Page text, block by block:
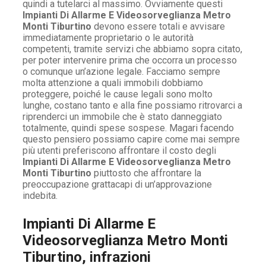
quindi a tutelarci al massimo. Ovviamente questi
Impianti Di Allarme E Videosorveglianza Metro
Monti Tiburtino devono essere totali e avvisare
immediatamente proprietario o le autorità
competenti, tramite servizi che abbiamo sopra citato,
per poter intervenire prima che occorra un processo
o comunque un’azione legale. Facciamo sempre
molta attenzione a quali immobili dobbiamo
proteggere, poiché le cause legali sono molto
lunghe, costano tanto e alla fine possiamo ritrovarci a
riprenderci un immobile che è stato danneggiato
totalmente, quindi spese sospese. Magari facendo
questo pensiero possiamo capire come mai sempre
più utenti preferiscono affrontare il costo degli
Impianti Di Allarme E Videosorveglianza Metro
Monti Tiburtino piuttosto che affrontare la
preoccupazione grattacapi di un’approvazione
indebita.
Impianti Di Allarme E
Videosorveglianza Metro Monti
Tiburtino, infrazioni